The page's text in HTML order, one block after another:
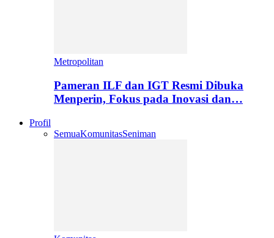
Metropolitan
Pameran ILF dan IGT Resmi Dibuka
Menperin, Fokus pada Inovasi dan…
Profil
SemuaKomunitasSeniman